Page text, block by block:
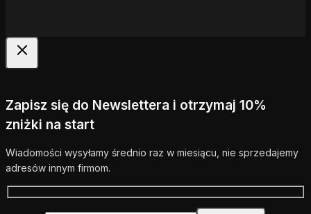
Zapisz się do Newslettera i otrzymaj 10%
zniżki na start
Wiadomości wysyłamy średnio raz w miesiącu, nie sprzedajemy
adresów innym firmom.